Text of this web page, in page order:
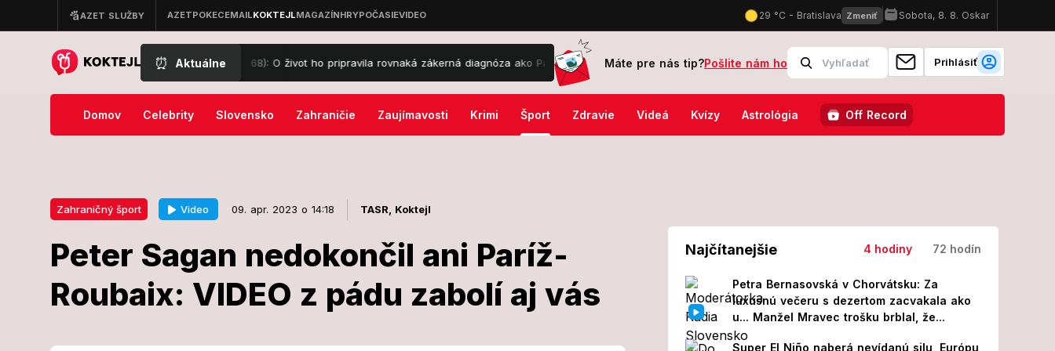
⏰ Aktuálne
po smrti milovaného otca († 68): O život ho pripravila rovnaká zákerná diagnóza ako Patejdla! Zúfalý boj o život Slováka († 76) v Tatrách: Dráma na turistickom chodníku mala ten najhorší koniec!
Máte pre nás tip?Pošlite nám ho Prihlásiť
Domov Celebrity Slovensko Zahraničie Zaujímavosti Krimi Šport Zdravie Videá Kvízy Astrológia Off Record
Zahraničný šport Video 09. apr. 2023 o 14:18 TASR, Koktejl
Peter Sagan nedokončil ani Paríž-
Roubaix: VIDEO z pádu zabolí aj vás
Peter Sagan nedokončil ani
Najčítanejšie 4 hodiny 72 hodín
Petra Bernasovská v Chorvátsku: Za
luxusnú večeru s dezertom zacvakala ako
u... Manžel Mravec trošku brblal, že...
Super El Niño naberá nevídanú silu, Európu